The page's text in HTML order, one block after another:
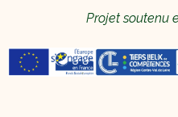
Projet soutenu